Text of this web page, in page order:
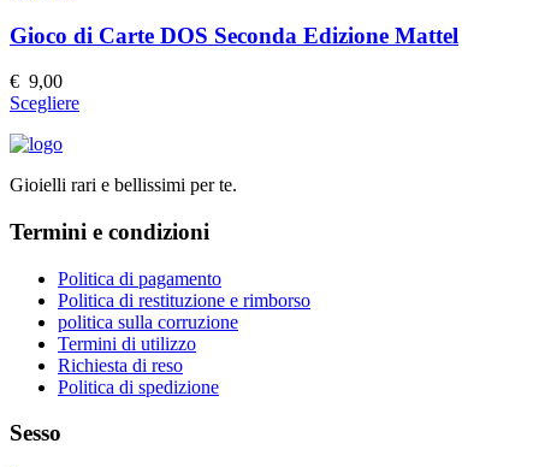
prodotto
Le
opzioni
scelte
del
Gioco di Carte DOS Seconda Edizione Mattel
€ 9,00
ScegliereQuesto
varianti.
opzioni
essere
scelte
nella
pagina
del
prodotto
Gioielli rari e bellissimi per te.
Termini e condizioni
Politica di pagamento
Politica di restituzione e rimborso
politica sulla corruzione
Termini di utilizzo
Richiesta di reso
Politica di spedizione
Sesso